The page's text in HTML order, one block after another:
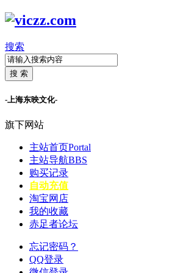
搜索
搜 索
-上海东映文化-
旗下网站
主站首页Portal
主站导航BBS
购买记录
自动充值
淘宝网店
我的收藏
赤足者论坛
忘记密码？
QQ登录